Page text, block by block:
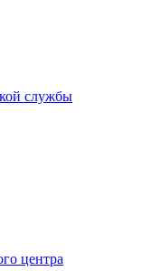
службы
центра